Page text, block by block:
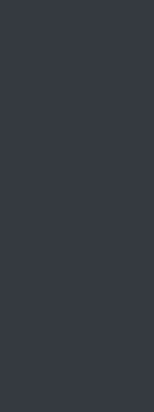
Шаройскому
ОМВД России
Шалинскому
ОМВД России
телефонами.